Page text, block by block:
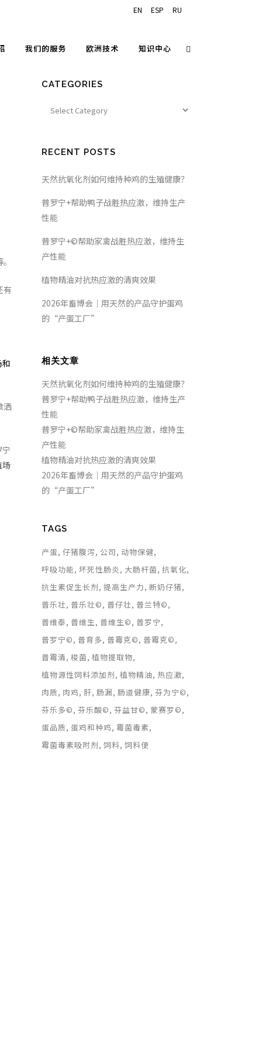
EN ESP RU
我们的服务 欧洲技术 知识中心
有
洒
场
CATEGORIES
RECENT POSTS
天然抗氧化剂如何维持种鸡的生殖健康？
普罗宁+帮助鸭子战胜热应激，维持生产
性能
普罗宁+©帮助家禽战胜热应激，维持生
产性能
植物精油对抗热应激的清爽效果
2026年畜博会｜用天然的产品守护蛋鸡
的“产蛋工厂”
相关文章
天然抗氧化剂如何维持种鸡的生殖健康？
普罗宁+帮助鸭子战胜热应激，维持生产
性能
普罗宁+©帮助家禽战胜热应激，维持生
产性能
植物精油对抗热应激的清爽效果
2026年畜博会｜用天然的产品守护蛋鸡
的“产蛋工厂”
TAGS
产蛋 仔猪腹泻 公司 动物保健
呼吸功能 坏死性肠炎 大肠杆菌 抗氧化
抗生素促生长剂 提高生产力 断奶仔猪
普乐壮 普乐壮© 普仔壮 普兰特©
普维泰 普维生 普维生© 普罗宁
普罗宁© 普育多 普霉克© 普霉克©
普霉清 梭菌 植物提取物
植物源性饲料添加剂 植物精油 热应激
肉质 肉鸡 肝 肠漏 肠道健康 芬为宁©
芬乐多© 芬乐酸© 芬益甘© 蒙赛罗©
蛋品质 蛋鸡和种鸡 霉菌毒素
霉菌毒素吸附剂 饲料 饲料便